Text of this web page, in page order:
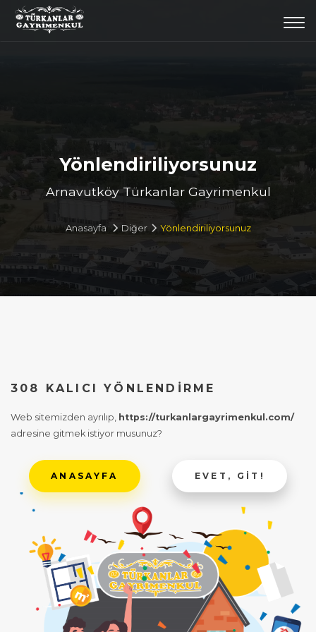
Yönlendiriliyorsunuz
Arnavutköy Türkanlar Gayrimenkul
Anasayfa Diğer Yönlendiriliyorsunuz
308 KALICI YÖNLENDIRME
Web sitemizden ayrılıp, https://turkanlargayrimenkul.com/
adresine gitmek istiyor musunuz?
ANASAYFA EVET, GIT!